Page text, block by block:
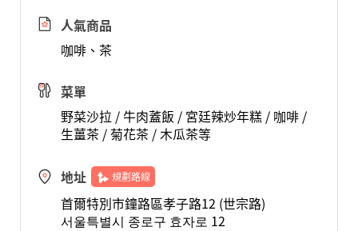
人氣商品
咖啡、茶
菜單
野菜沙拉 / 牛肉蓋飯 / 宮廷辣炒年糕 / 咖啡 /
生薑茶 / 菊花茶 / 木瓜茶等
地址 規劃路線
首爾特別市鐘路區孝子路12 (世宗路)
서울특별시 종로구 효자로 12